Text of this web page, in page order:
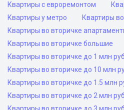
Квартиры с евроремонтом
Квартиры у метро
Квартиры
Квартиры во вторичке
Квартиры во вторичке большие
Квартиры во вторичке до 1 млн
Квартиры во вторичке до 10 млн
Квартиры во вторичке до 1.5 млн
Квартиры во вторичке до 2 млн